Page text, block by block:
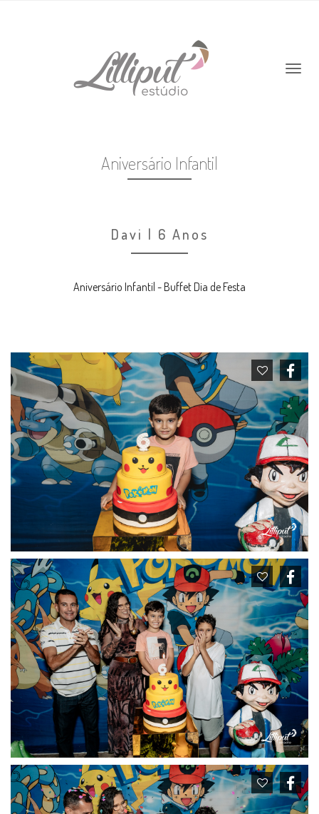
Aniversário Infantil
Davi | 6 Anos
Aniversário Infantil - Buffet Dia de Festa